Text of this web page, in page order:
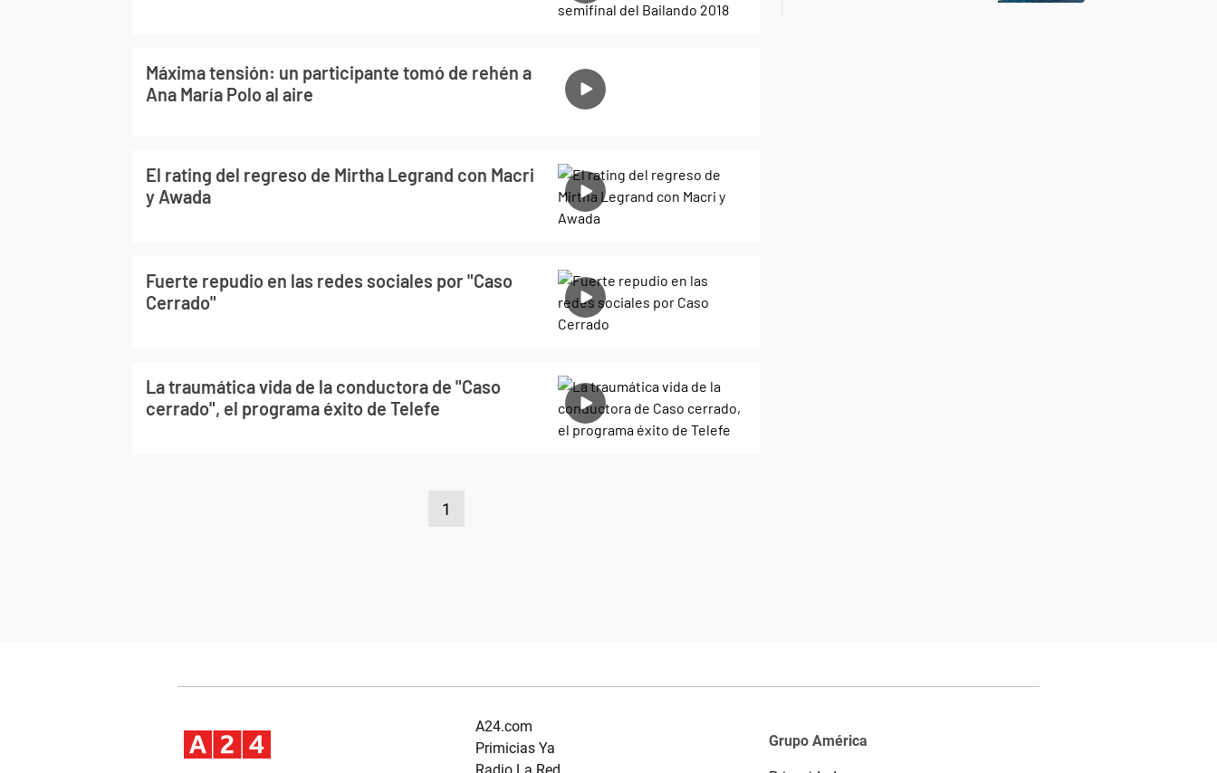
Máxima tensión: un participante tomó de rehén a
Ana María Polo al aire
El rating del regreso de Mirtha Legrand con Macri
y Awada
Fuerte repudio en las redes sociales por "Caso
Cerrado"
La traumática vida de la conductora de "Caso
cerrado", el programa éxito de Telefe
1
A24.com
Primicias Ya
Grupo América